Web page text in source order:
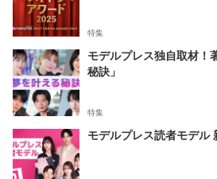
特集
モデルプレス独自取材！
秘訣」
特集
モデルプレス読者モデル